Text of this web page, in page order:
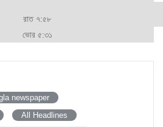
রাত ৭:৫৮
ভোর ৫:৩১
newspaper
All Headlines